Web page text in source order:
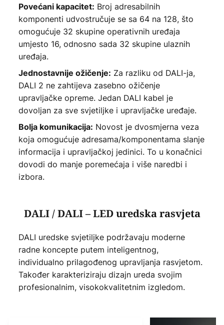
Povećani kapacitet: Broj adresabilnih
komponenti udvostručuje se sa 64 na 128, što
omogućuje 32 skupine operativnih uređaja
umjesto 16, odnosno sada 32 skupine ulaznih
uređaja.
Jednostavnije ožičenje: Za razliku od DALI-ja,
DALI 2 ne zahtijeva zasebno ožičenje
upravljačke opreme. Jedan DALI kabel je
dovoljan za sve svjetiljke i upravljačke uređaje.
Bolja komunikacija: Novost je dvosmjerna veza
koja omogućuje adresama/komponentama slanje
informacija i upravljačkoj jedinici. To u konačnici
dovodi do manje poremećaja i više naredbi i
izbora.
DALI / DALI – LED uredska rasvjeta
DALI uredske svjetiljke podržavaju moderne
radne koncepte putem inteligentnog,
individualno prilagođenog upravljanja rasvjetom.
Također karakteriziraju dizajn ureda svojim
profesionalnim, visokokvalitetnim izgledom.